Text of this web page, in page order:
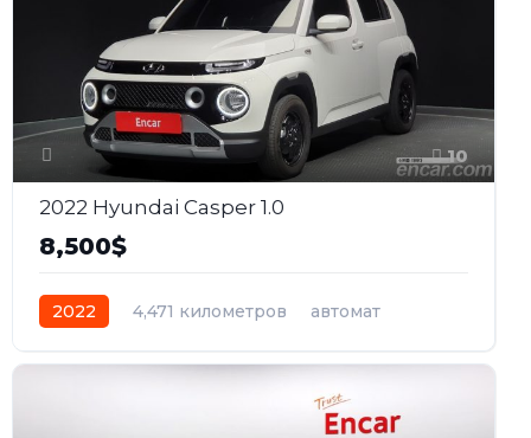
10
2022 Hyundai Casper 1.0
8,500$
2022 4,471 километров
автомат